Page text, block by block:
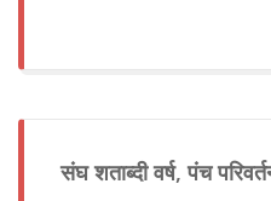
संघ शताब्दी वर्ष, पंच